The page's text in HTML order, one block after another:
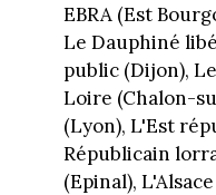
EBRA (Est
Le Dauphiné
public (Dijon),
Loire (Chalon-
(Lyon), L'Est
Républicain
(Epinal),